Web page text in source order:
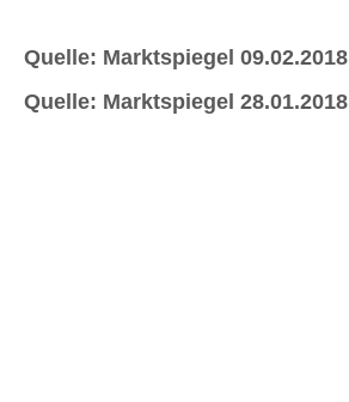
Quelle: Marktspiegel 09.02.2018
Quelle: Marktspiegel 28.01.2018